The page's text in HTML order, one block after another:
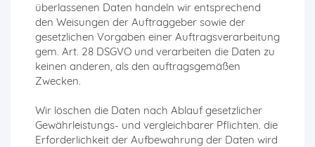
überlassenen Daten handeln wir entsprechend
den Weisungen der Auftraggeber sowie der
gesetzlichen Vorgaben einer Auftragsverarbeitung
gem. Art. 28 DSGVO und verarbeiten die Daten zu
keinen anderen, als den auftragsgemäßen
Zwecken.
Wir löschen die Daten nach Ablauf gesetzlicher
Gewährleistungs- und vergleichbarer Pflichten. die
Erforderlichkeit der Aufbewahrung der Daten wird